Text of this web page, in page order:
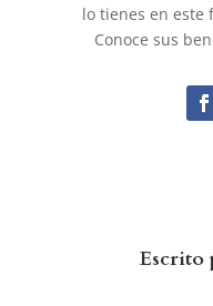
lo tienes en este
Conoce sus
Escrito